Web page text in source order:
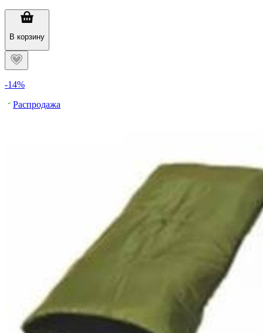
В корзину
-14%
Распродажа